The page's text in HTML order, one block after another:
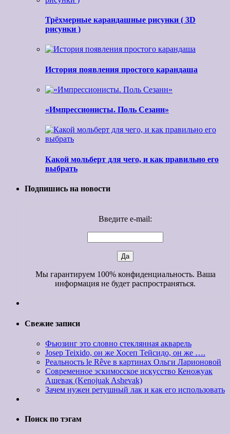
Трёхмерные карандашные рисунки ( 3D
рисунки )
История появления простого карандаша
«Импрессионисты. Поль Сезанн»
Какой мольберт для чего, и как правильно его
выбрать
Подпишись на новости
Введите e-mail:
Мы гарантируем 100% конфиденциальность. Ваша
информация не будет распространяться.
Свежие записи
Фьюзинг это словно стеклянная акварель
Josep Teixido, он же Хосеп Тейсидо, он же ….
Реальность le Rêve в картинах Ольги Ларионовой
Современное эскимосское искусство Кеножуак
Ашевак (Kenojuak Ashevak)
Зачем нужен ретушный лак и как его использовать
Поиск по тэгам